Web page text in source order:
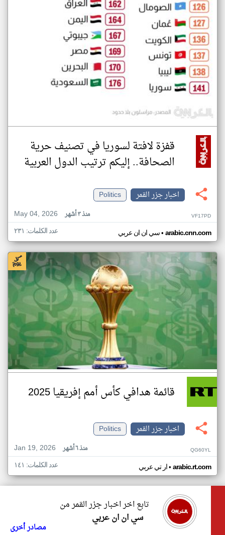
قفزة لافتة لسوريا في تصنيف حرية
الصحافة.. إليكم ترتيب الدول العربية
اخبار جزر القمر
Politics
May 04, 2026
منذ ٣ أشهر VF17PD
سي ان ان عربي• arabic.cnn.com عدد الكلمات: ٢٣١
قائمة هدافي كأس أمم إفريقيا 2025
اخبار جزر القمر
Politics
Jan 19, 2026
منذ ٦ أشهر QG60YL
ار تي عربي• arabic.rt.com عدد الكلمات: ١٤١
تابع اخر اخبار جزر القمر من
سي ان ان عربي
مصادر أخرى